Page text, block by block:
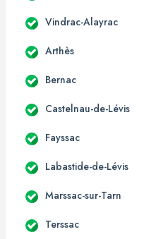
Vindrac-Alayrac
Arthès
Bernac
Castelnau-de-Lévis
Fayssac
Labastide-de-Lévis
Marssac-sur-Tarn
Terssac